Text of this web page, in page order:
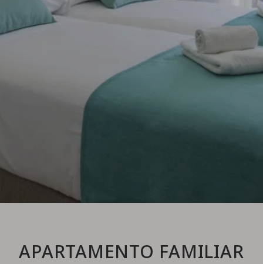
APARTAMENTO FAMILIAR